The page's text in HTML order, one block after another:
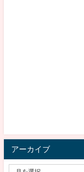
アーカイブ